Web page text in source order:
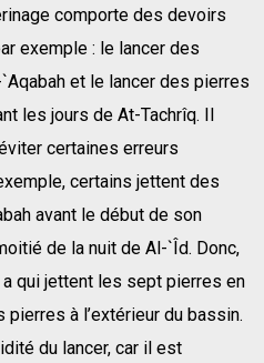
comporte des devoirs
exemple : le lancer des
et le lancer des pierres
les jours de At-Tachrîq. Il
certaines erreurs
certains jettent des
avant le début de son
de la nuit de Al-`Îd. Donc,
a qui jettent les sept pierres en
à l’extérieur du bassin.
du lancer, car il est